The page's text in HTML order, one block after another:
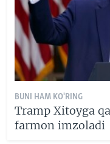
BUNI HAM KO'RING
Tramp Xitoyga
farmon imzoladi